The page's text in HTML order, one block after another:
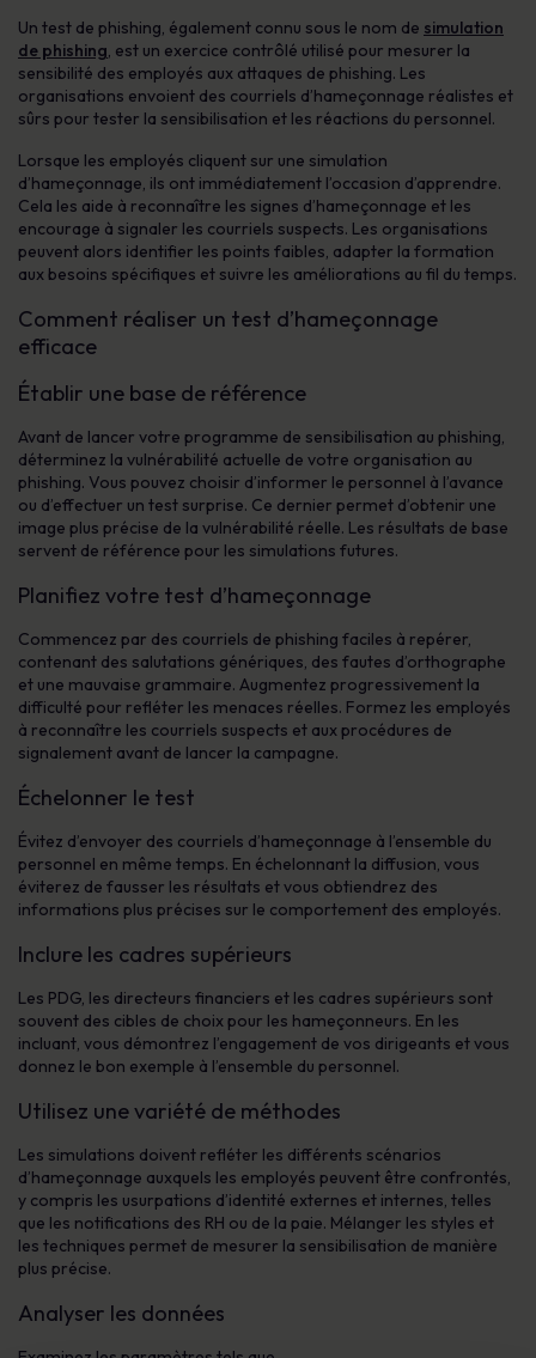
Un test de phishing, également connu sous le nom de simulation
de phishing, est un exercice contrôlé utilisé pour mesurer la
sensibilité des employés aux attaques de phishing. Les
organisations envoient des courriels d’hameçonnage réalistes et
sûrs pour tester la sensibilisation et les réactions du personnel.
Lorsque les employés cliquent sur une simulation
d’hameçonnage, ils ont immédiatement l’occasion d’apprendre.
Cela les aide à reconnaître les signes d’hameçonnage et les
encourage à signaler les courriels suspects. Les organisations
peuvent alors identifier les points faibles, adapter la formation
aux besoins spécifiques et suivre les améliorations au fil du temps.
Comment réaliser un test d’hameçonnage
efficace
Établir une base de référence
Avant de lancer votre programme de sensibilisation au phishing,
déterminez la vulnérabilité actuelle de votre organisation au
phishing. Vous pouvez choisir d’informer le personnel à l’avance
ou d’effectuer un test surprise. Ce dernier permet d’obtenir une
image plus précise de la vulnérabilité réelle. Les résultats de base
servent de référence pour les simulations futures.
Planifiez votre test d’hameçonnage
Commencez par des courriels de phishing faciles à repérer,
contenant des salutations génériques, des fautes d’orthographe
et une mauvaise grammaire. Augmentez progressivement la
difficulté pour refléter les menaces réelles. Formez les employés
à reconnaître les courriels suspects et aux procédures de
signalement avant de lancer la campagne.
Échelonner le test
Évitez d’envoyer des courriels d’hameçonnage à l’ensemble du
personnel en même temps. En échelonnant la diffusion, vous
éviterez de fausser les résultats et vous obtiendrez des
informations plus précises sur le comportement des employés.
Inclure les cadres supérieurs
Les PDG, les directeurs financiers et les cadres supérieurs sont
souvent des cibles de choix pour les hameçonneurs. En les
incluant, vous démontrez l’engagement de vos dirigeants et vous
donnez le bon exemple à l’ensemble du personnel.
Utilisez une variété de méthodes
Les simulations doivent refléter les différents scénarios
d’hameçonnage auxquels les employés peuvent être confrontés,
y compris les usurpations d’identité externes et internes, telles
que les notifications des RH ou de la paie. Mélanger les styles et
les techniques permet de mesurer la sensibilisation de manière
plus précise.
Analyser les données